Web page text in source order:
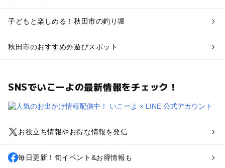
子どもと楽しめる！秋田市の釣り堀
秋田市のおすすめ外遊びスポット
SNSでいこーよの最新情報をチェック！
お役立ち情報やお得な情報を発信
毎日更新！旬イベント&お得情報も